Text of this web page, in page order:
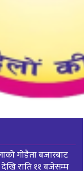
गोडैता बजारबाट
राति ११ बजेसम्म